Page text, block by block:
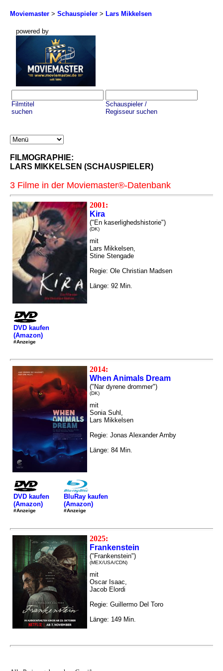
Moviemaster > Schauspieler > Lars Mikkelsen
powered by
Filmtitel
suchen
Schauspieler /
Regisseur suchen
FILMOGRAPHIE:
LARS MIKKELSEN (SCHAUSPIELER)
3 Filme in der Moviemaster®-Datenbank
2001:
Kira
("En kaserlighedshistorie")
(DK)
mit
Lars Mikkelsen,
Stine Stengade
Regie: Ole Christian Madsen
Länge: 92 Min.
DVD kaufen
(Amazon)
#Anzeige
2014:
When Animals Dream
("Nar dyrene drommer")
(DK)
mit
Sonia Suhl,
Lars Mikkelsen
Regie: Jonas Alexander Arnby
Länge: 84 Min.
DVD kaufen
(Amazon)
#Anzeige
BluRay kaufen
(Amazon)
#Anzeige
2025:
Frankenstein
("Frankenstein")
(MEX/USA/CDN)
mit
Oscar Isaac,
Jacob Elordi
Regie: Guillermo Del Toro
Länge: 149 Min.